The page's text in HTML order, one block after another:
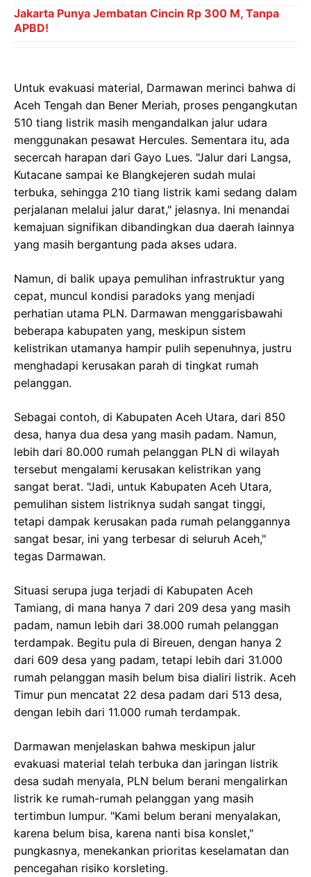
Jakarta Punya Jembatan Cincin Rp 300 M, Tanpa
APBD!
Untuk evakuasi material, Darmawan merinci bahwa di
Aceh Tengah dan Bener Meriah, proses pengangkutan
510 tiang listrik masih mengandalkan jalur udara
menggunakan pesawat Hercules. Sementara itu, ada
secercah harapan dari Gayo Lues. "Jalur dari Langsa,
Kutacane sampai ke Blangkejeren sudah mulai
terbuka, sehingga 210 tiang listrik kami sedang dalam
perjalanan melalui jalur darat," jelasnya. Ini menandai
kemajuan signifikan dibandingkan dua daerah lainnya
yang masih bergantung pada akses udara.
Namun, di balik upaya pemulihan infrastruktur yang
cepat, muncul kondisi paradoks yang menjadi
perhatian utama PLN. Darmawan menggarisbawahi
beberapa kabupaten yang, meskipun sistem
kelistrikan utamanya hampir pulih sepenuhnya, justru
menghadapi kerusakan parah di tingkat rumah
pelanggan.
Sebagai contoh, di Kabupaten Aceh Utara, dari 850
desa, hanya dua desa yang masih padam. Namun,
lebih dari 80.000 rumah pelanggan PLN di wilayah
tersebut mengalami kerusakan kelistrikan yang
sangat berat. "Jadi, untuk Kabupaten Aceh Utara,
pemulihan sistem listriknya sudah sangat tinggi,
tetapi dampak kerusakan pada rumah pelanggannya
sangat besar, ini yang terbesar di seluruh Aceh,"
tegas Darmawan.
Situasi serupa juga terjadi di Kabupaten Aceh
Tamiang, di mana hanya 7 dari 209 desa yang masih
padam, namun lebih dari 38.000 rumah pelanggan
terdampak. Begitu pula di Bireuen, dengan hanya 2
dari 609 desa yang padam, tetapi lebih dari 31.000
rumah pelanggan masih belum bisa dialiri listrik. Aceh
Timur pun mencatat 22 desa padam dari 513 desa,
dengan lebih dari 11.000 rumah terdampak.
Darmawan menjelaskan bahwa meskipun jalur
evakuasi material telah terbuka dan jaringan listrik
desa sudah menyala, PLN belum berani mengalirkan
listrik ke rumah-rumah pelanggan yang masih
tertimbun lumpur. "Kami belum berani menyalakan,
karena belum bisa, karena nanti bisa konslet,"
pungkasnya, menekankan prioritas keselamatan dan
pencegahan risiko korsleting.